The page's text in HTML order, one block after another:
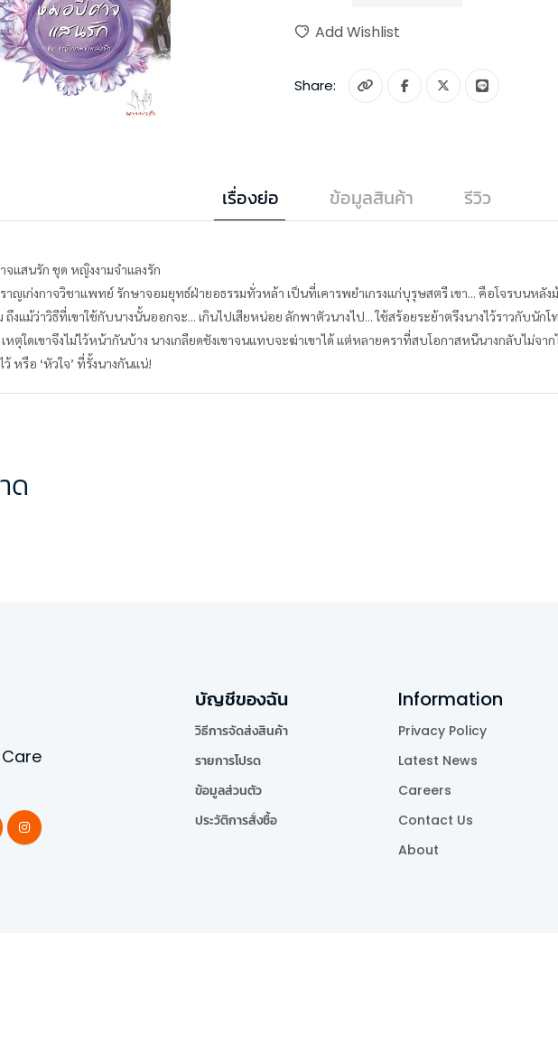
Add Wishlist
Share:
เรื่องย่อ ข้อมูลสินค้า รีวิว
แสนรัก ชุด หญิงงามจำแลงรัก
าญเก่งกาจวิชาแพทย์ รักษาจอมยุทธ์ฝ่ายอธรรมทั่วหล้า เป็นที่เคารพยำเกรงแก่บุรุษสตรี เขา... คือโจรบนหลั
ถึงแม้ว่าวิธีที่เขาใช้กับนางนั้นออกจะ... เกินไปเสียหน่อย ลักพาตัวนางไป... ใช้สร้อยระย้าตรึงนางไว้ราวกับนัก
หตุใดเขาจึงไม่ไว้หน้ากันบ้าง นางเกลียดชังเขาจนแทบจะฆ่าเขาได้ แต่หลายคราที่สบโอกาสหนีนางกลับไม่จา
ว้ หรือ ‘หัวใจ’ ที่รั้งนางกันแน่!
ด
บัญชีของฉัน
วิธีการจัดส่งสินค้า
รายการโปรด
ข้อมูลส่วนตัว
ประวัติการสั่งซื้อ
Information
Privacy Policy
Latest News
Careers
Contact Us
About